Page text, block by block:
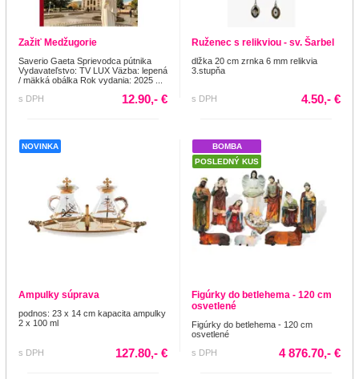
Zažiť Medžugorie
Saverio Gaeta Sprievodca pútnika
Vydavateľstvo: TV LUX Väzba: lepená
/ mäkká obálka Rok vydania: 2025 ...
s DPH
12.90,- €
Ruženec s relikviou - sv. Šarbel
dlžka 20 cm zrnka 6 mm relikvia
3.stupňa
s DPH 4.50,- €
NOVINKA
Ampulky súprava
podnos: 23 x 14 cm kapacita ampulky
2 x 100 ml
s DPH 127.80,- €
BOMBA
POSLEDNÝ KUS
Figúrky do betlehema - 120 cm
osvetlené
Figúrky do betlehema - 120 cm
osvetlené
s DPH
4 876.70,- €